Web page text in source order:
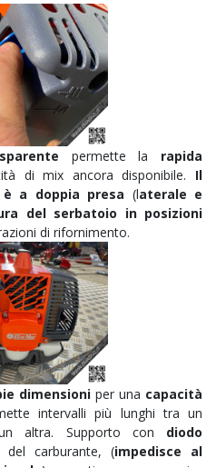
permette la rapida
di mix ancora disponibile. Il
a doppia presa (laterale e
del serbatoio in posizioni
di rifornimento.
dimensioniper una capacità
intervalli più lunghi tra un
altra. Supporto con diodo
del carburante, (impedisce al